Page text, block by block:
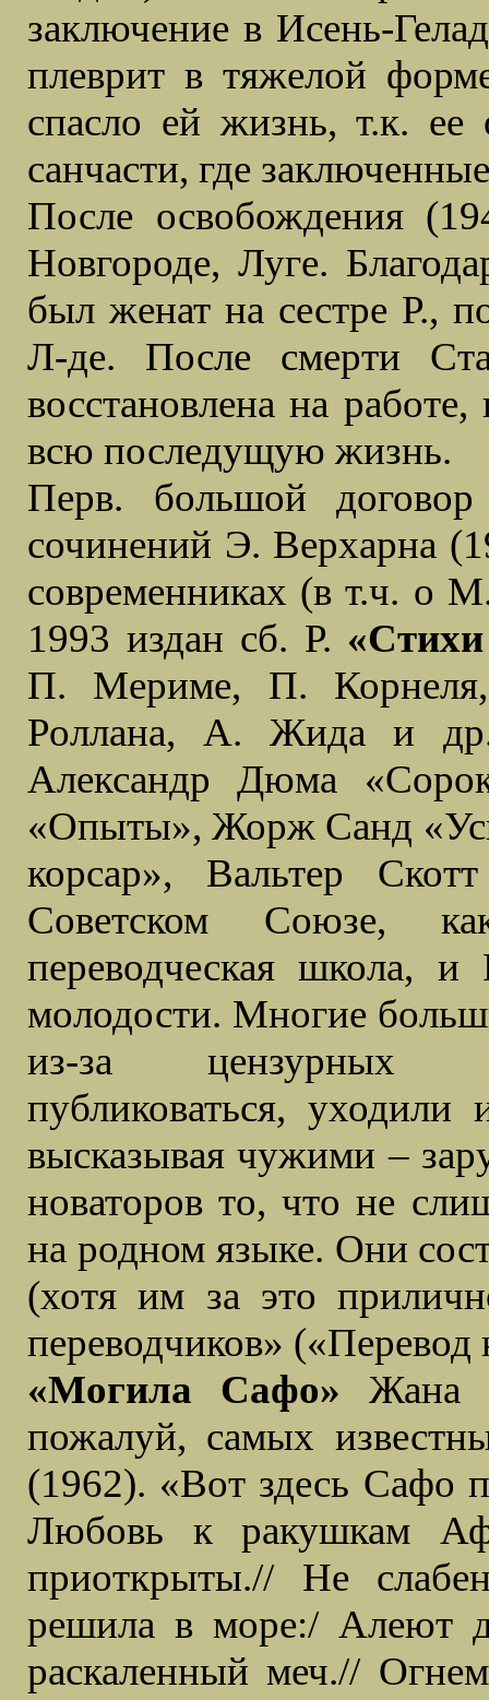
заключение в Исень-
плеврит в тяжелой
спасло ей жизнь, т.к. ее
санчасти, где
После освобождения
Новгороде, Луге.
был женат на сестре Р.,
Л-де. После смерти
восстановлена на
всю последущую жизнь.
Перв. большой
сочинений Э. Верхарна
современниках (в т.ч. о
1993 издан сб. Р.
П. Мериме, П.
Роллана, А. Жида и др.
Александр Дюма
«Опыты», Жорж Санд
корсар», Вальтер
Советском Союзе,
переводческая школа,
молодости. Многие
из-за цензурных
публиковаться, уходили
высказывая чужими –
новаторов то, что не
на родном языке. Они
(хотя им за это
переводчиков» («Перевод
«Могила Сафо» Жана
пожалуй, самых
(1962). «Вот здесь Сафо
Любовь к ракушкам
приоткрыты.// Не
решила в море:/ Алеют
раскаленный меч.//